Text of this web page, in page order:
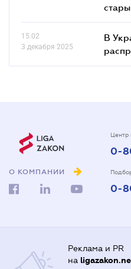
15.02
3 декабря 2025
В
О КОМПАНИИ
Центр
0-
0-
Реклама и PR
на